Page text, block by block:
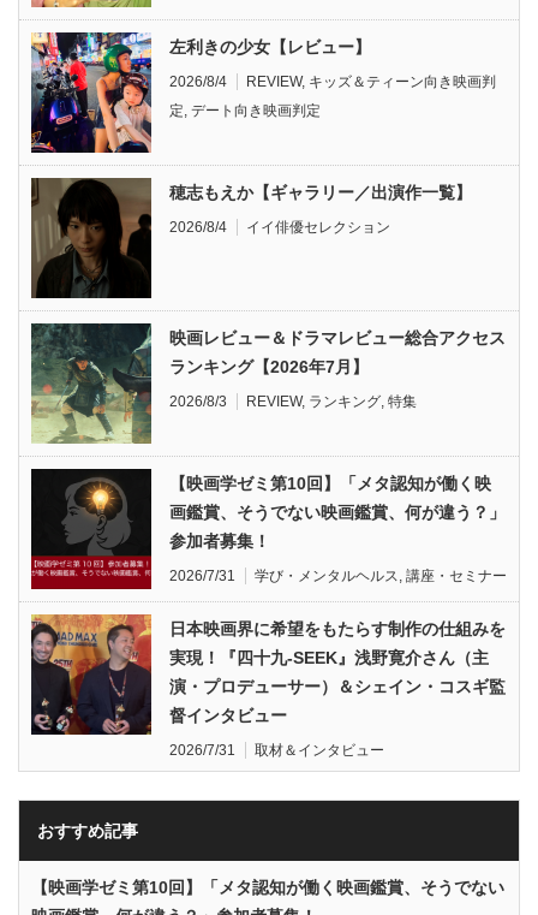
左利きの少女【レビュー】
2026/8/4 REVIEW, キッズ＆ティーン向き映画判
定, デート向き映画判定
穂志もえか【ギャラリー／出演作一覧】
2026/8/4 イイ俳優セレクション
映画レビュー＆ドラマレビュー総合アクセス
ランキング【2026年7月】
2026/8/3 REVIEW, ランキング, 特集
【映画学ゼミ第10回】「メタ認知が働く映
画鑑賞、そうでない映画鑑賞、何が違う？」
参加者募集！
2026/7/31 学び・メンタルヘルス, 講座・セミナー
日本映画界に希望をもたらす制作の仕組みを
実現！『四十九-SEEK』浅野寛介さん（主
演・プロデューサー）＆シェイン・コスギ監
督インタビュー
2026/7/31 取材＆インタビュー
おすすめ記事
【映画学ゼミ第10回】「メタ認知が働く映画鑑賞、そうでない